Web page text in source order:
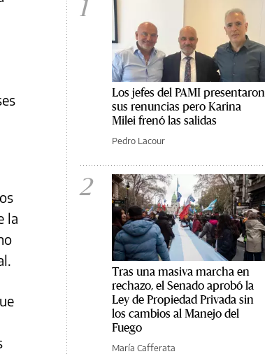
la
1
Los jefes del PAMI presentaron
sus renuncias pero Karina
Milei frenó las salidas
Pedro Lacour
2
Tras una masiva marcha en
rechazo, el Senado aprobó la
Ley de Propiedad Privada sin
los cambios al Manejo del
Fuego
María Cafferata